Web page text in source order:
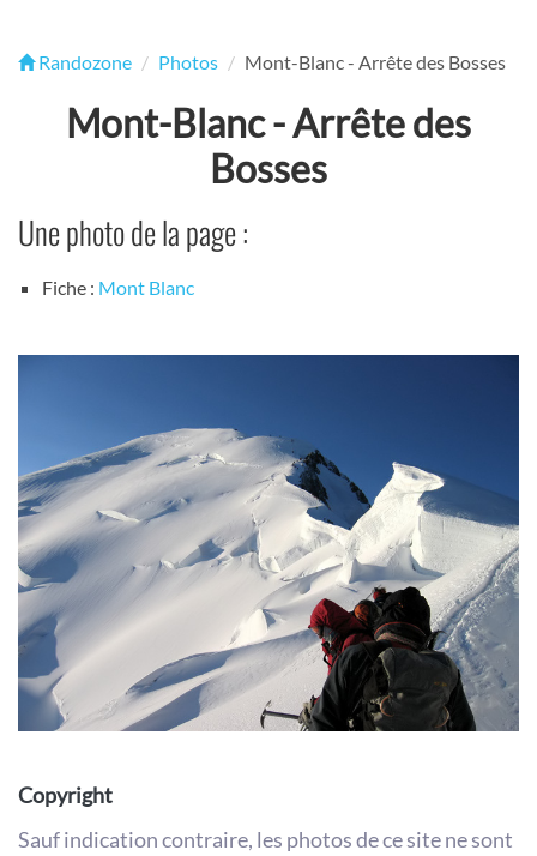
Randozone Photos Mont-Blanc - Arrête des Bosses
Mont-Blanc - Arrête des
Bosses
Une photo de la page :
Fiche : Mont Blanc
Copyright
Sauf indication contraire, les photos de ce site ne sont